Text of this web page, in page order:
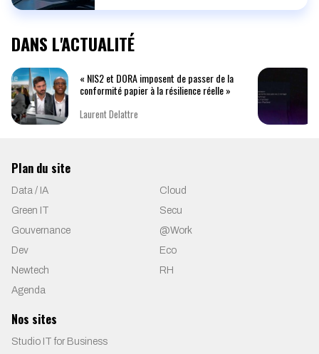
DANS L'ACTUALITÉ
« NIS2 et DORA imposent de passer de la
conformité papier à la résilience réelle »
Laurent Delattre
Plan du site
Data / IA
Cloud
Green IT
Secu
Gouvernance
@Work
Dev
Eco
Newtech
RH
Agenda
Nos sites
Studio IT for Business